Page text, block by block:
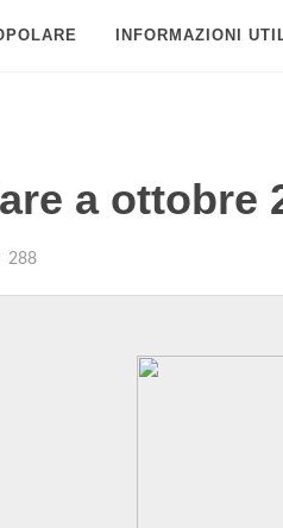
INFORMAZIONI
a ottobre
288